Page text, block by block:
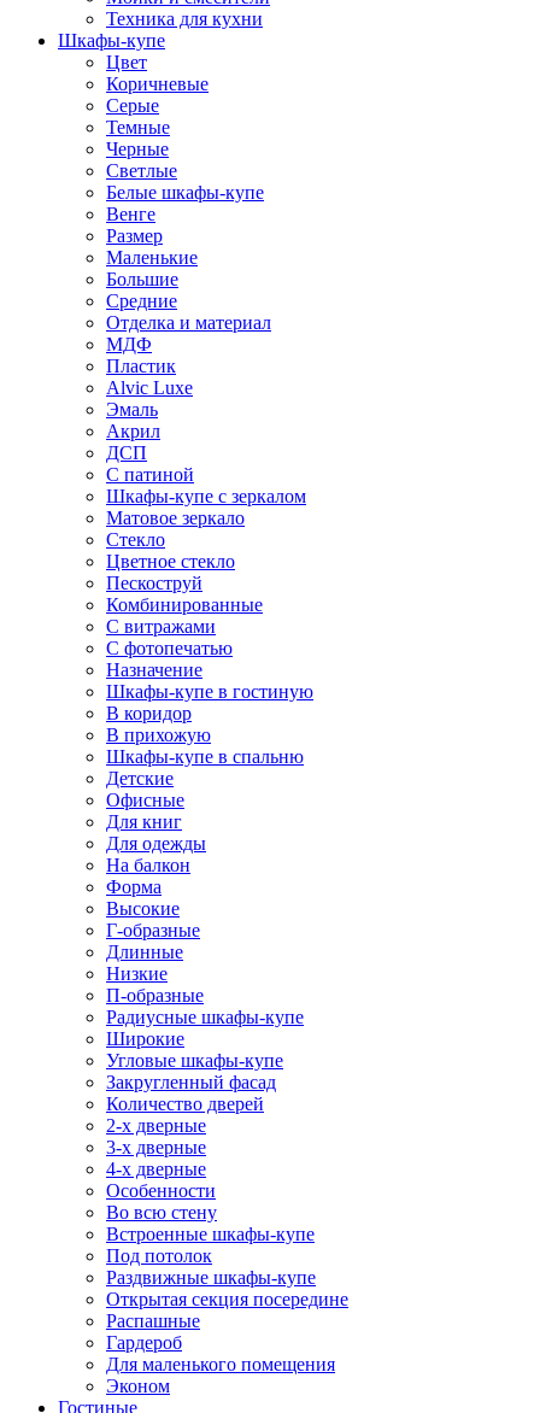
Техника для кухни
Шкафы-купе
Цвет
Коричневые
Серые
Темные
Черные
Светлые
Белые шкафы-купе
Венге
Размер
Маленькие
Большие
Средние
Отделка и материал
МДФ
Пластик
Alvic Luxe
Эмаль
Акрил
ДСП
С патиной
Шкафы-купе с зеркалом
Матовое зеркало
Стекло
Цветное стекло
Пескоструй
Комбинированные
С витражами
С фотопечатью
Назначение
Шкафы-купе в гостиную
В коридор
В прихожую
Шкафы-купе в спальню
Детские
Офисные
Для книг
Для одежды
На балкон
Форма
Высокие
Г-образные
Длинные
Низкие
П-образные
Радиусные шкафы-купе
Широкие
Угловые шкафы-купе
Закругленный фасад
Количество дверей
2-х дверные
3-х дверные
4-х дверные
Особенности
Во всю стену
Встроенные шкафы-купе
Под потолок
Раздвижные шкафы-купе
Открытая секция посередине
Распашные
Гардероб
Для маленького помещения
Эконом
Гостиные